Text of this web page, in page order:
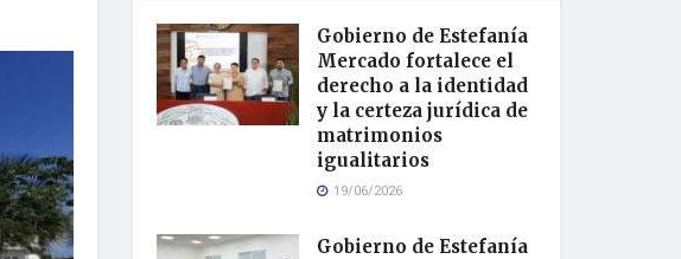
Gobierno de Estefanía
Mercado fortalece el
derecho a la identidad
y la certeza jurídica de
matrimonios
igualitarios
19/06/2026
Gobierno de Estefanía